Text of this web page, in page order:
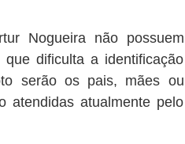
Nogueira não possuem
dificulta a identificação
serão os pais, mães ou
atendidas atualmente pelo